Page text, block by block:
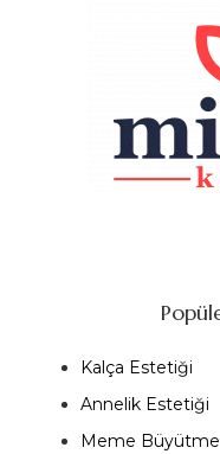
Kalça Estetiği
Annelik Estetiği
Meme Büyütme